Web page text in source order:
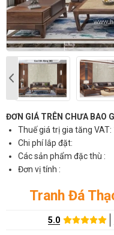
ĐƠN GIÁ TRÊN CHƯA BAO
Thuế giá trị gia tăng VAT:
Chi phí lắp đặt:
Các sản phẩm đặc thù :
Đơn vị tính :
Tranh Đá
5.0